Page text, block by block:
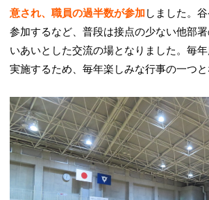
意され、職員の過半数が参加 しました。
参加するなど、普段は接点の少ない他部
いあいとした交流の場となりました。毎
実施するため、毎年楽しみな行事の一つと